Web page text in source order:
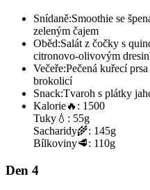
Snídaně:Smoothie se
zeleným čajem
Oběd:Salát z čočky s
citronovo-olivovým
Večeře:Pečená kuřecí
brokolicí
Snack:Tvaroh s plátky
Kalorie🔥: 1500
Tuky 💧: 55g
Sacharidy🌾: 145g
Bílkoviny🥩: 110g
Den 4